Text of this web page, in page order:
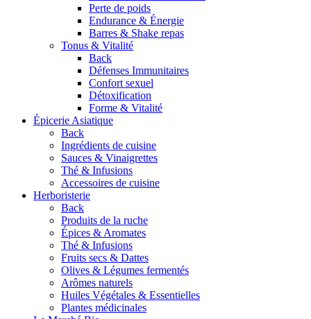
Perte de poids
Endurance & Énergie
Barres & Shake repas
Tonus & Vitalité
Back
Défenses Immunitaires
Confort sexuel
Détoxification
Forme & Vitalité
Épicerie Asiatique
Back
Ingrédients de cuisine
Sauces & Vinaigrettes
Thé & Infusions
Accessoires de cuisine
Herboristerie
Back
Produits de la ruche
Épices & Aromates
Thé & Infusions
Fruits secs & Dattes
Olives & Légumes fermentés
Arômes naturels
Huiles Végétales & Essentielles
Plantes médicinales